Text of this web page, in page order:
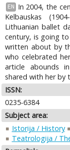
EN
In 2004, the
Kelbauskas
Lithuanian ballet
century, is going
written about by
who celebrated
article abounds
shared with her by
ISSN:
0235-6384
Subject area:
Istorija / History
Teatrologija /